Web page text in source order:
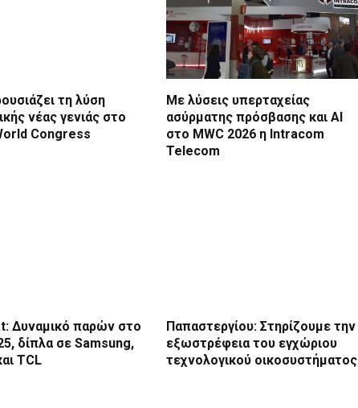
τη λύση
νέας γενιάς στο
Congress
Με λύσεις υπερταχείας
ασύρματης πρόσβασης και AI
στο MWC 2026 η Intracom
Telecom
Δυναμικό παρών στο
δίπλα σε Samsung,
TCL
Παπαστεργίου: Στηρίζουμε την
εξωστρέφεια του εγχώριου
τεχνολογικού οικοσυστήματος